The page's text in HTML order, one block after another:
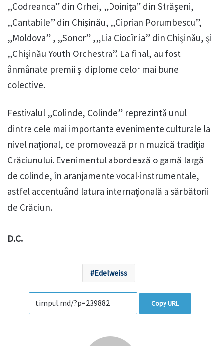
„Codreanca” din Orhei, „Doiniţa” din Străşeni,
„Cantabile” din Chişinău, „Ciprian Porumbescu”,
„Moldova” , „Sonor” ,„Lia Ciocîrlia” din Chişinău, şi
„Chişinău Youth Orchestra”. La final, au fost
ânmânate premii şi diplome celor mai bune
colective.
Festivalul „Colinde, Colinde” reprezintă unul
dintre cele mai importante evenimente culturale la
nivel naţional, ce promovează prin muzică tradiţia
Crăciunului. Evenimentul abordează o gamă largă
de colinde, în aranjamente vocal-instrumentale,
astfel accentuând latura internaţională a sărbătorii
de Crăciun.
D.C.
Edelweiss
Copy URL